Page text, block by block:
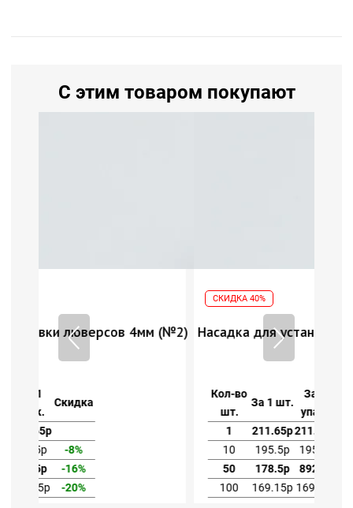
С этим товаром покупают
(№2) Насадка для установки люверсов 4мм (№2)
шт.
10
50
-16%
100
-20%